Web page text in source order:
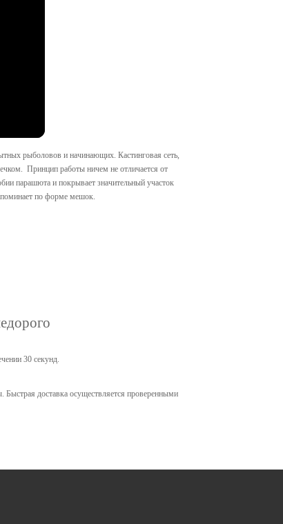
рыболовов и начинающих. Кастинговая сеть,
Принцип работы ничем не отличается от
парашюта и покрывает значительный участок
по форме мешок.
30 секунд.
доставка осуществляется проверенными